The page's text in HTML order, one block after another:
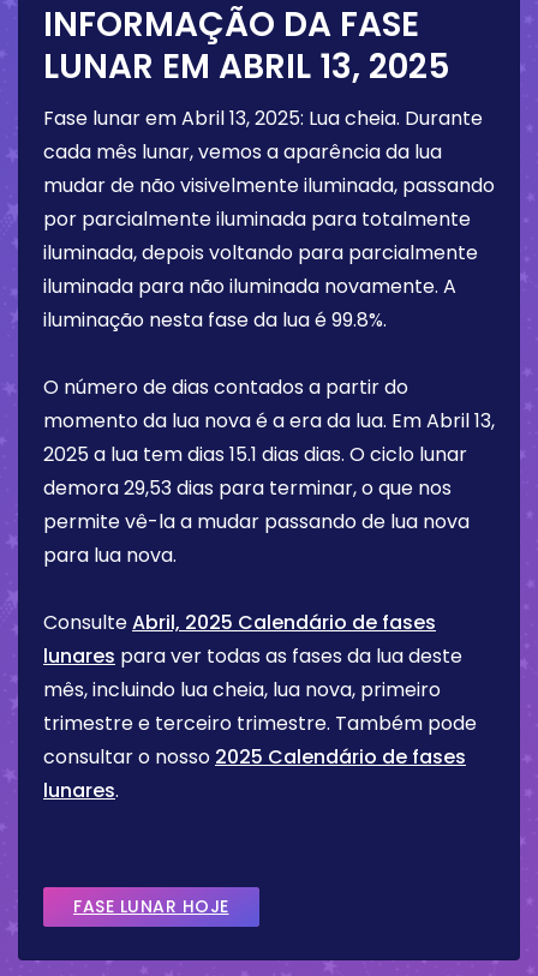
INFORMAÇÃO DA FASE
LUNAR EM ABRIL 13, 2025
Fase lunar emAbril 13, 2025: Lua cheia. Durante
cada mês lunar, vemos a aparência da lua
mudar de não visivelmente iluminada, passando
por parcialmente iluminada para totalmente
iluminada, depois voltando para parcialmente
iluminada para não iluminada novamente. A
iluminação nesta fase da lua é99.8%.
O número de dias contados a partir do
momento da lua nova é a era da lua. EmAbril 13,
2025a lua tem dias 15.1 dias dias. O ciclo lunar
demora 29,53 dias para terminar, o que nos
permite vê-la a mudar passando de lua nova
para lua nova.
ConsulteAbril, 2025 Calendário de fases
lunares para ver todas as fases da lua deste
mês, incluindo lua cheia, lua nova, primeiro
trimestre e terceiro trimestre. Também pode
consultar o nosso 2025 Calendário de fases
lunares.
FASE LUNAR HOJE